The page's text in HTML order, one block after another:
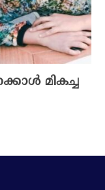
മികച്ച